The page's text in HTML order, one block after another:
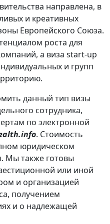
направлена, в
и креативных
Европейского Союза.
роста для
а виза start-up
и групп
данный тип визы
сотрудника,
по электронной
. Стоимость
юридическом
Мы также готовы
или иной
и организацией
получением
и о надлежащей